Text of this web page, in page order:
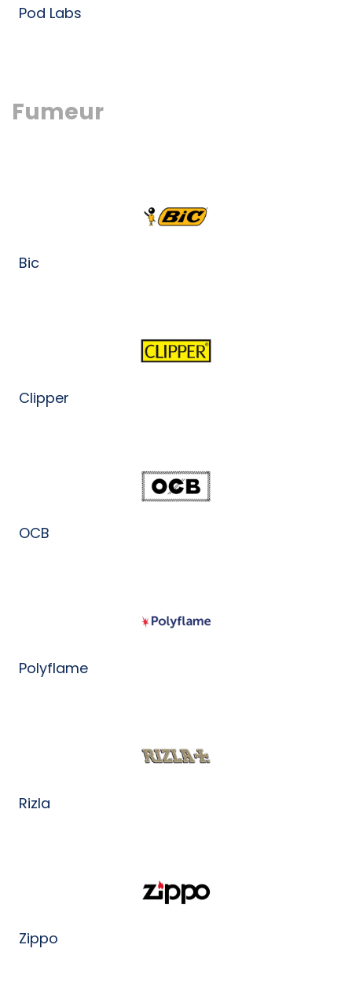
Pod Labs
Fumeur
Bic
Clipper
OCB
Polyflame
Rizla
Zippo